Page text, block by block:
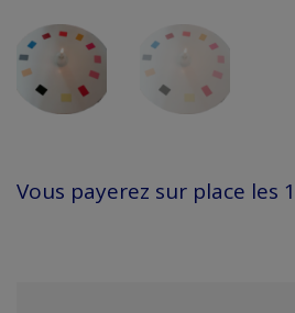
Vous payerez sur place les